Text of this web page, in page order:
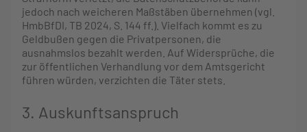
jedoch nach weicheren Maßstäben übernehmen (vgl.
HmbBfDI, TB 2024, S. 144 ff.). Vielfach kommt es zu
Geldbußen gegen die Privatpersonen, die
ausnahmslos bezahlt werden. Auf Widersprüche, die
zur öffentlichen Verhandlung vor dem Amtsgericht
führen würden, verzichten die Täter stets.
3. Auskunftsanspruch